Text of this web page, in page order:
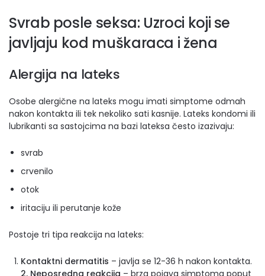
Svrab posle seksa: Uzroci koji se
javljaju kod muškaraca i žena
Alergija na lateks
Osobe alergične na lateks mogu imati simptome odmah
nakon kontakta ili tek nekoliko sati kasnije. Lateks kondomi ili
lubrikanti sa sastojcima na bazi lateksa često izazivaju:
svrab
crvenilo
otok
iritaciju ili perutanje kože
Postoje tri tipa reakcija na lateks:
Kontaktni dermatitis – javlja se 12-36 h nakon kontakta.